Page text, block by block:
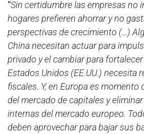
“Sin certidumbre las empresas no
hogares prefieren ahorrar y no
perspectivas de crecimiento (…)
China necesitan actuar para
privado y el cambiar para
Estados Unidos (EE.UU.) necesita
fiscales. Y, en Europa es momento
del mercado de capitales y
internas del mercado europeo.
deben aprovechar para bajar sus